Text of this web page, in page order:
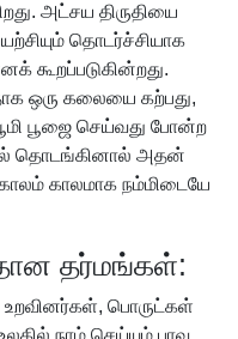
அட்சய திருதியை
தொடர்ச்சியாக
கூறப்படுகின்றது.
ஒரு கலையை கற்பது,
பூஜை செய்வது போன்ற
தொடங்கினால் அதன்
காலமாக நம்மிடையே
தர்மங்கள்:
உறவினர்கள், பொருட்கள்
நாம் செய்யும் பாவ